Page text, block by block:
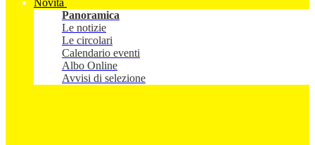
Novità
Panoramica
Le notizie
Le circolari
Calendario eventi
Albo Online
Avvisi di selezione